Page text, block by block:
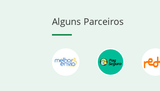
Alguns Parceiros